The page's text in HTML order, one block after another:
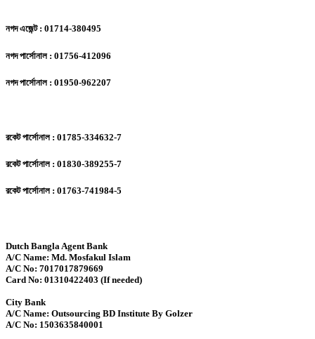
নগদ এজেন্ট : 01714-380495
নগদ পার্সোনাল : 01756-412096
নগদ পার্সোনাল : 01950-962207
রকেট পার্সোনাল : 01785-334632-7
রকেট পার্সোনাল : 01830-389255-7
রকেট পার্সোনাল : 01763-741984-5
Dutch Bangla Agent Bank
A/C Name: Md. Mosfakul Islam
A/C No: 7017017879669
Card No: 01310422403 (If needed)
City Bank
A/C Name: Outsourcing BD Institute By Golzer
A/C No: 1503635840001